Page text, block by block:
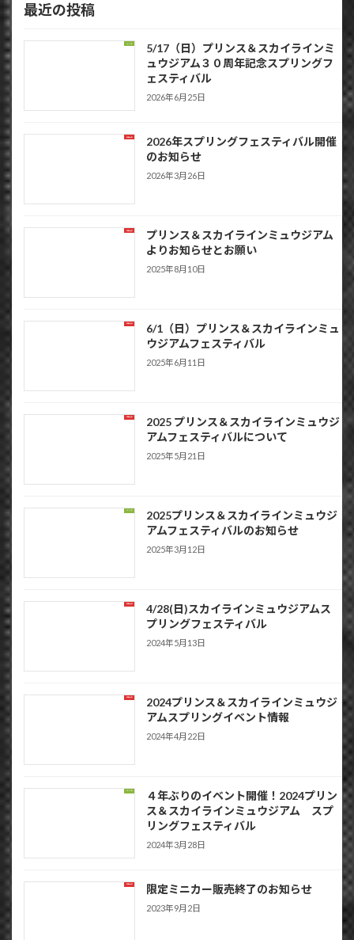
最近の投稿
イベント
5/17（日）プリンス＆スカイラインミ
ュウジアム３０周年記念スプリングフ
ェスティバル
2026年6月25日
お知らせ
2026年スプリングフェスティバル開催
のお知らせ
2026年3月26日
お知らせ
プリンス＆スカイラインミュウジアム
よりお知らせとお願い
2025年8月10日
お知らせ
6/1（日）プリンス＆スカイラインミュ
ウジアムフェスティバル
2025年6月11日
お知らせ
2025 プリンス＆スカイラインミュウジ
アムフェスティバルについて
2025年5月21日
イベント
2025プリンス＆スカイラインミュウジ
アムフェスティバルのお知らせ
2025年3月12日
4/28(日)スカイラインミュウジアムス
プリングフェスティバル
2024年5月13日
2024プリンス＆スカイラインミュウジ
アムスプリングイベント情報
2024年4月22日
４年ぶりのイベント開催！2024プリン
ス＆スカイラインミュウジアム スプ
リングフェスティバル
2024年3月28日
限定ミニカー販売終了のお知らせ
2023年9月2日